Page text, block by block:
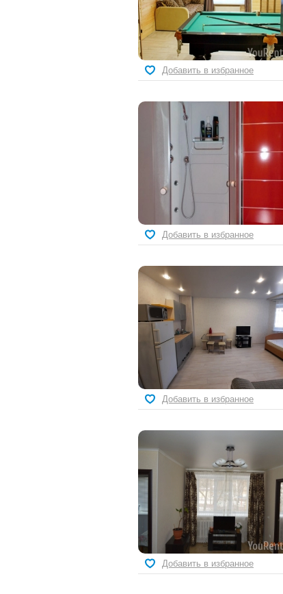
Добавить в избранное
Добавить в избранное
Добавить в избранное
Добавить в избранное